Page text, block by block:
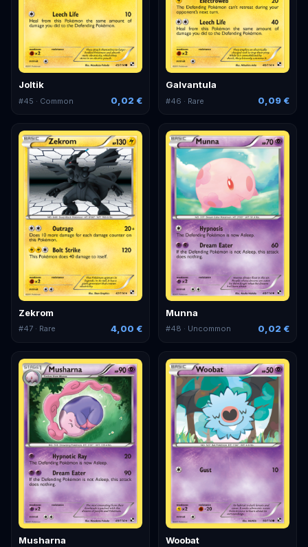
Joltik
#45 · Common 0,02 €
Galvantula
#46 · Rare 0,09 €
Zekrom
#47 · Rare 4,00 €
Munna
#48 · Uncommon 0,02 €
Musharna Woobat